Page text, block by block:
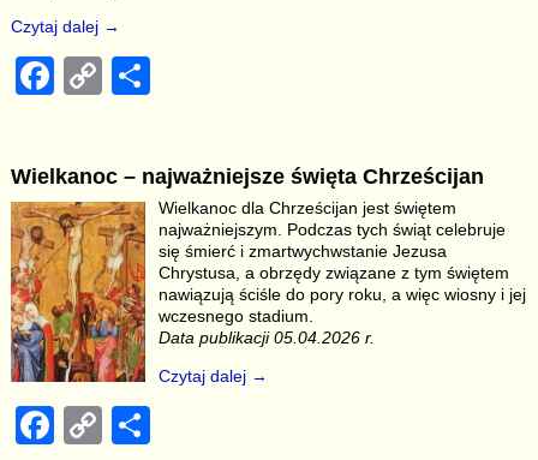
Czytaj dalej →
F
e
b
o
o
k
C
y
Li
n
k
e
Wielkanoc – najważniejsze święta Chrześcijan
Wielkanoc dla Chrześcijan jest świętem
najważniejszym. Podczas tych świąt celebruje
się śmierć i zmartwychwstanie Jezusa
Chrystusa, a obrzędy związane z tym świętem
nawiązują ściśle do pory roku, a więc wiosny i jej
wczesnego stadium.
Data publikacji 05.04.2026 r.
Czytaj dalej →
F
C